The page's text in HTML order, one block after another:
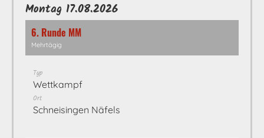
Montag 17.08.2026
6. Runde MM
Mehrtägig
Typ
Wettkampf
Ort
Schneisingen Näfels